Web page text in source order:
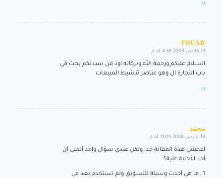
رد
FOUAD
says:
13 مارس 2008 at 4:38 م
السلام عليكم ورحمة الله وبركاته اود من سيدتكم بحث في
باب التجارة ال وهو عناصر تنشيط المبيعات
رد
محمد
says:
18 مارس 2008 at 11:09 م
اعجبتنى هذة المقالة جدا ولكن عندى سؤال واحد أتمنى أن
أجد الأجابة علية؟
1 ـ ما هى أحدث وسيلة للتسويق ولم تستخدم بعد فى